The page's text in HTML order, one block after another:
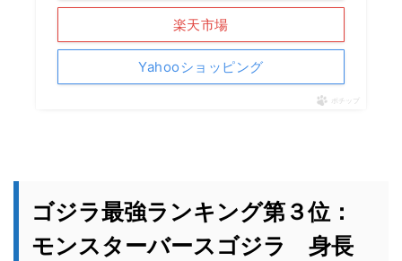
楽天市場
Yahooショッピング
ポチップ
ゴジラ最強ランキング第３位：
モンスターバースゴジラ 身長